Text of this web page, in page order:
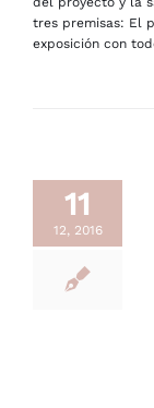
tres premisas: El
exposición con
11
12, 2016